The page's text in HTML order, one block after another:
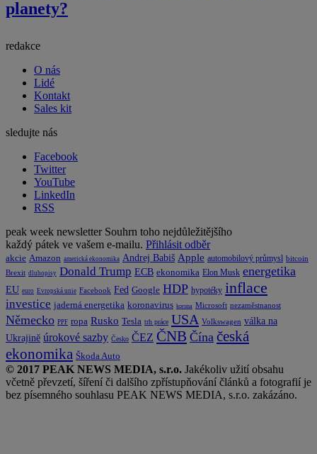
planety?
redakce
O nás
Lidé
Kontakt
Sales kit
sledujte nás
Facebook
Twitter
YouTube
LinkedIn
RSS
peak week newsletter Souhrn toho nejdůležitějšího
každý pátek ve vašem e-mailu. Přihlásit odběr
akcie Amazon americká ekonomika Andrej Babiš Apple automobilový průmysl bitcoin
Brexit dluhopisy Donald Trump ECB ekonomika Elon Musk energetika
EU euro Evropská unie Facebook Fed Google HDP hypotéky inflace
investice jaderná energetika koronavirus koruna Microsoft nezaměstnanost
Německo PPF ropa Rusko Tesla trh práce USA Volkswagen válka na
Ukrajině úrokové sazby Česko ČEZ ČNB Čína česká
ekonomika Škoda Auto
© 2017 PEAK NEWS MEDIA, s.r.o. Jakékoliv užití obsahu
včetně převzetí, šíření či dalšího zpřístupňování článků a fotografií je
bez písemného souhlasu PEAK NEWS MEDIA, s.r.o. zakázáno.